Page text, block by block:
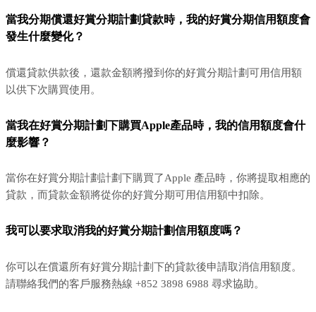
當我分期償還好賞分期計劃貸款時，我的好賞分期信用額度會
發生什麼變化？
償還貸款供款後，還款金額將撥到你的好賞分期計劃可用信用額
以供下次購買使用。
當我在好賞分期計劃下購買Apple產品時，我的信用額度會什
麼影響？
當你在好賞分期計劃計劃下購買了Apple 產品時，你將提取相應的
貸款，而貸款金額將從你的好賞分期可用信用額中扣除。
我可以要求取消我的好賞分期計劃信用額度嗎？
你可以在償還所有好賞分期計劃下的貸款後申請取消信用額度。
請聯絡我們的客戶服務熱線 +852 3898 6988 尋求協助。